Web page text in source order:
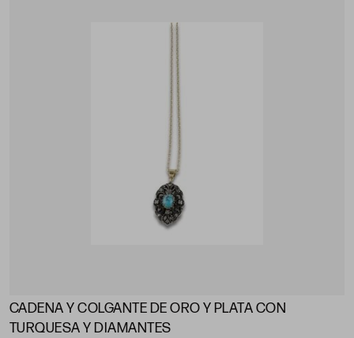
CADENA Y COLGANTE DE ORO Y PLATA CON
TURQUESA Y DIAMANTES